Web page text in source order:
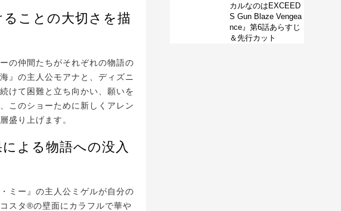
ことの大切さを描
の仲間たちがそれぞれの物語の
』の主人公モアナと、ディズニ
けて困難と立ち向かい、願いを
このショーために新しくアレン
盛り上げます。
よる物語への没入
ミー』の主人公ミゲルが自分の
スタ®の壁面にカラフルで華や
カルなのはEXCEED
S Gun Blaze Vengea
nce』第6話あらすじ
＆先行カット